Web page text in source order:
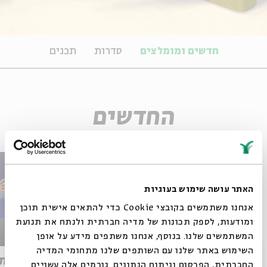
האתר עושה שימוש בעוגיות
אנחנו משתמשים בקובצי Cookie כדי להתאים אישית תוכן
ומודעות, לספק תכונות של מדיה חברתית ולנתח את תנועת
המשתמשים שלנו. בנוסף, אנחנו משתפים מידע על אופן
השימוש באתר שלנו עם השותפים שלנו מתחומי המדיה
החברתית, הפרסום וניתוח הנתונים. גורמים אלה עשויים
חדשים ומומלצים סדרות תכנים
החדשים
Spies of No Country
סגור